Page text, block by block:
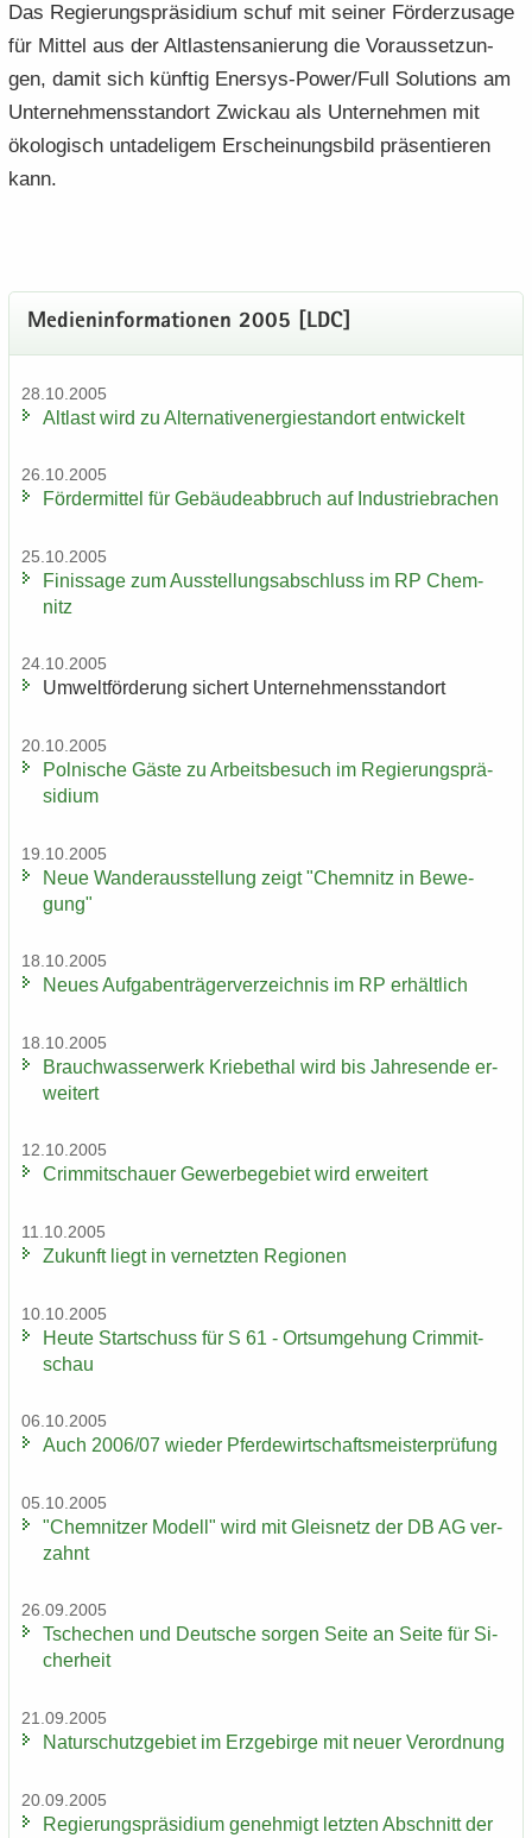
Das Re­gie­rungs­prä­si­di­um schuf mit sei­ner För­der­zu­sa­ge
für Mit­tel aus der Alt­las­ten­sa­nie­rung die Vor­aus­set­zun­
gen, damit sich künf­tig Enersys-​Power/Full So­lu­ti­ons am
Un­ter­neh­mens­stand­ort Zwi­ckau als Un­ter­neh­men mit
öko­lo­gisch un­ta­de­li­gem Er­schei­nungs­bild prä­sen­tie­ren
kann.
Me­di­en­in­for­ma­tio­nen 2005 [LDC]
28.10.2005
Alt­last wird zu Al­ter­na­tiv­ener­gie­stand­ort ent­wi­ckelt
26.10.2005
För­der­mit­tel für Ge­bäu­de­ab­bruch auf In­dus­trie­bra­chen
25.10.2005
Fi­nis­sa­ge zum Aus­stel­lungs­ab­schluss im RP Chem­
nitz
24.10.2005
Um­welt­för­de­rung si­chert Un­ter­neh­mens­stand­ort
20.10.2005
Pol­ni­sche Gäste zu Ar­beits­be­such im Re­gie­rungs­prä­
si­di­um
19.10.2005
Neue Wan­der­aus­stel­lung zeigt "Chem­nitz in Be­we­
gung"
18.10.2005
Neues Auf­ga­ben­trä­ger­ver­zeich­nis im RP er­hält­lich
18.10.2005
Brauch­was­ser­werk Krie­be­thal wird bis Jah­res­en­de er­
wei­tert
12.10.2005
Crim­mit­schau­er Ge­wer­be­ge­biet wird er­wei­tert
11.10.2005
Zu­kunft liegt in ver­netz­ten Re­gio­nen
10.10.2005
Heute Start­schuss für S 61 - Orts­um­ge­hung Crim­mit­
schau
06.10.2005
Auch 2006/07 wie­der Pfer­de­wirt­schafts­meis­ter­prü­fung
05.10.2005
"Chem­nit­zer Mo­dell" wird mit Gleis­netz der DB AG ver­
zahnt
26.09.2005
Tsche­chen und Deut­sche sor­gen Seite an Seite für Si­
cher­heit
21.09.2005
Na­tur­schutz­ge­biet im Erz­ge­bir­ge mit neuer Ver­ord­nung
20.09.2005
Re­gie­rungs­prä­si­di­um ge­neh­migt letz­ten Ab­schnitt der